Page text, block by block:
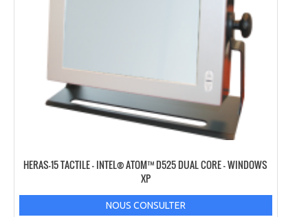
HERAS-15 TACTILE – INTEL® ATOM™ D525 DUAL CORE – WINDOWS
XP
NOUS CONSULTER